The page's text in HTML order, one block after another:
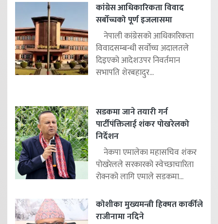
कांग्रेस आधिकारिकता विवाद
सर्बोच्चको पूर्ण इजलासमा
नेपाली कांग्रेसको आधिकारिकता
विवादसम्बन्धी सर्वोच्च अदालतले
दिइएको आदेशउपर निवर्तमान
सभापति शेरबहादुर...
सडकमा जाने तयारी गर्न
पार्टीपंक्तिलाई शंकर पोखरेलको
निर्देशन
नेकपा एमालेका महासचिव शंकर
पोखरेलले सरकारको स्वेच्छाचारिता
रोक्नको लागि एमाले सडकमा...
कोशीका मुख्यमन्त्री हिक्मत कार्कीले
राजीनामा नदिने